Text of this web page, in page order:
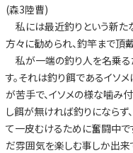
(森3陸曹)
私には最近釣りという新た
方々に勧められ、釣竿まで頂
私が一端の釣り人を名乗る
す。それは釣り餌であるイソ
が苦手で、イソメの様な噛み
し餌が無ければ釣りにならず
て一皮むけるために奮闘中で
だ雰囲気を楽しむ事しか出来